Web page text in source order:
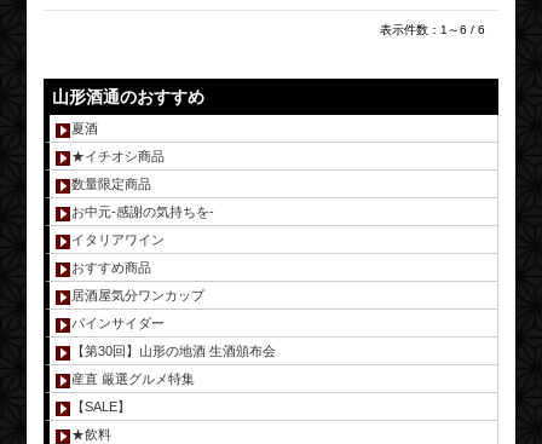
表示件数：1～6 / 6
山形酒通のおすすめ
夏酒
★イチオシ商品
数量限定商品
お中元-感謝の気持ちを-
イタリアワイン
おすすめ商品
居酒屋気分ワンカップ
パインサイダー
【第30回】山形の地酒 生酒頒布会
産直 厳選グルメ特集
【SALE】
★飲料